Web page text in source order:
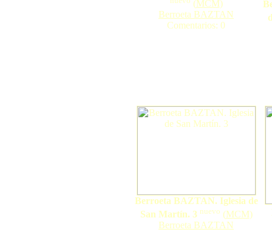
(MCM)
Berroeta BAZTAN
Comentarios: 0
Berroeta BAZTAN. Iglesia de
San Martín. 3 nuevo (MCM)
Berroeta BAZTAN